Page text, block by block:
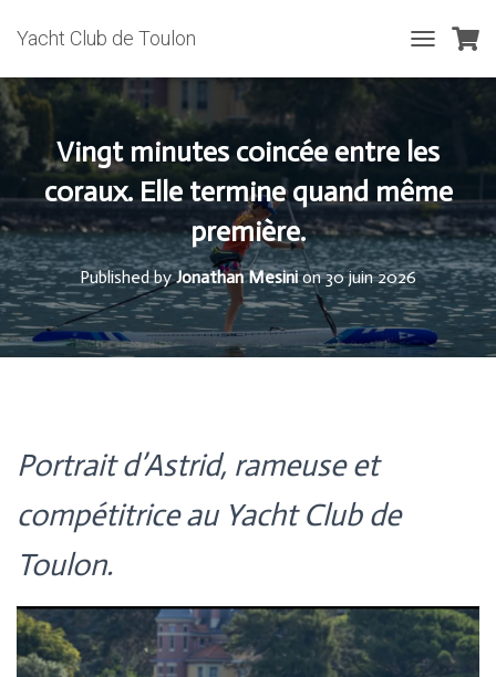
Yacht Club de Toulon
O
E
A
V
I
G
A
T
I
O
Vingt minutes coincée entre les
coraux. Elle termine quand même
première.
Published byJonathan Mesinion30 juin 2026
Portrait d’Astrid, rameuse et
compétitrice au Yacht Club de
Toulon.